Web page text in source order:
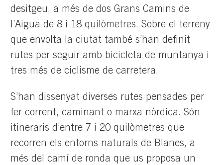
desitgeu, a més de dos Grans Camins de
l’Aigua de 8 i 18 quilòmetres. Sobre el terreny
que envolta la ciutat també s’han definit
rutes per seguir amb bicicleta de muntanya i
tres més de ciclisme de carretera.
S’han dissenyat diverses rutes pensades per
fer corrent, caminant o marxa nòrdica. Són
itineraris d’entre 7 i 20 quilòmetres que
recorren els entorns naturals de Blanes, a
més del camí de ronda que us proposa un